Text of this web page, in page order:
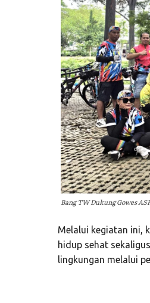
Bang TW Dukung Gowes
Melalui kegiatan ini,
hidup sehat
lingkungan melalui